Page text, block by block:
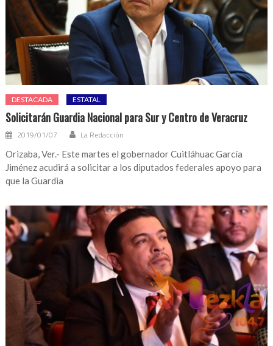
DESTACADA ESTATAL
Solicitarán Guardia Nacional para Sur y Centro de Veracruz
2019/01/07 La Redacción
Orizaba, Ver.- Este martes el gobernador Cuitláhuac García
Jiménez acudirá a solicitar a los diputados federales apoyo para
que la Guardia